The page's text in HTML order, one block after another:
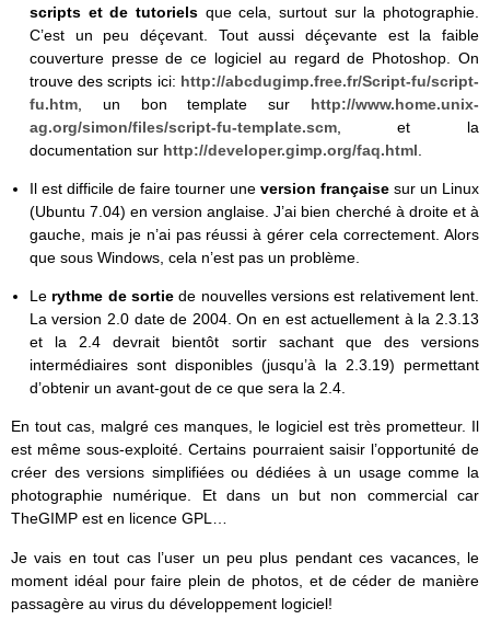
scripts et de tutoriels que cela, surtout sur la photographie.
C’est un peu déçevant. Tout aussi déçevante est la faible
couverture presse de ce logiciel au regard de Photoshop. On
trouve des scripts ici: http://abcdugimp.free.fr/Script-fu/script-
fu.htm, un bon template sur http://www.home.unix-
ag.org/simon/files/script-fu-template.scm, et la
documentation sur http://developer.gimp.org/faq.html.
Il est difficile de faire tourner une version française sur un Linux
(Ubuntu 7.04) en version anglaise. J’ai bien cherché à droite et à
gauche, mais je n’ai pas réussi à gérer cela correctement. Alors
que sous Windows, cela n’est pas un problème.
Le rythme de sortiede nouvelles versions est relativement lent.
La version 2.0 date de 2004. On en est actuellement à la 2.3.13
et la 2.4 devrait bientôt sortir sachant que des versions
intermédiaires sont disponibles (jusqu’à la 2.3.19) permettant
d’obtenir un avant-gout de ce que sera la 2.4.
En tout cas, malgré ces manques, le logiciel est très prometteur. Il
est même sous-exploité. Certains pourraient saisir l’opportunité de
créer des versions simplifiées ou dédiées à un usage comme la
photographie numérique. Et dans un but non commercial car
TheGIMP est en licence GPL…
Je vais en tout cas l’user un peu plus pendant ces vacances, le
moment idéal pour faire plein de photos, et de céder de manière
passagère au virus du développement logiciel!